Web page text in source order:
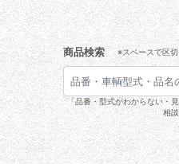
商品検索 ※スペースで区
「品番・型式がわからない・
相